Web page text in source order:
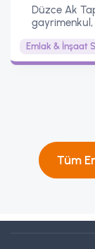
Emlak & İnşaat
Düzce Ak
gayrimenkul,
Tüm